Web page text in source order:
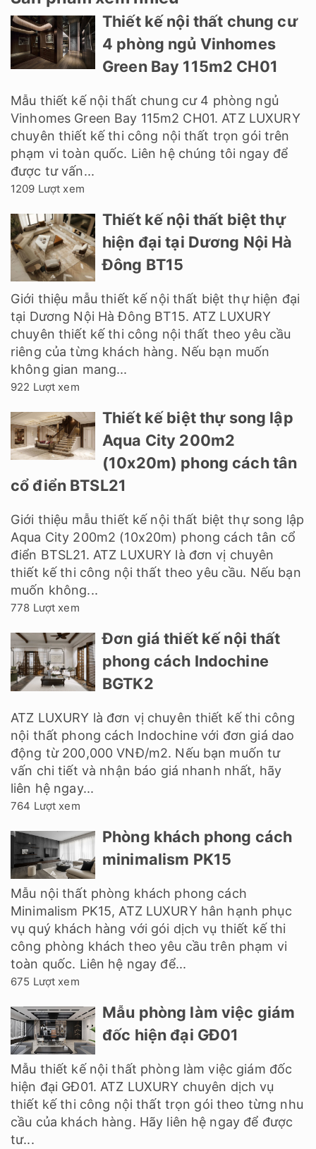
Thiết kế nội thất chung cư
4 phòng ngủ Vinhomes
Green Bay 115m2 CH01
Mẫu thiết kế nội thất chung cư 4 phòng ngủ
Vinhomes Green Bay 115m2 CH01. ATZ LUXURY
chuyên thiết kế thi công nội thất trọn gói trên
phạm vi toàn quốc. Liên hệ chúng tôi ngay để
được tư vấn...
1209 Lượt xem
Thiết kế nội thất biệt thự
hiện đại tại Dương Nội Hà
Đông BT15
Giới thiệu mẫu thiết kế nội thất biệt thự hiện đại
tại Dương Nội Hà Đông BT15. ATZ LUXURY
chuyên thiết kế thi công nội thất theo yêu cầu
riêng của từng khách hàng. Nếu bạn muốn
không gian mang...
922 Lượt xem
Thiết kế biệt thự song lập
Aqua City 200m2
(10x20m) phong cách tân
cổ điển BTSL21
Giới thiệu mẫu thiết kế nội thất biệt thự song lập
Aqua City 200m2 (10x20m) phong cách tân cổ
điển BTSL21. ATZ LUXURY là đơn vị chuyên
thiết kế thi công nội thất theo yêu cầu. Nếu bạn
muốn không...
778 Lượt xem
Đơn giá thiết kế nội thất
phong cách Indochine
BGTK2
ATZ LUXURY là đơn vị chuyên thiết kế thi công
nội thất phong cách Indochine với đơn giá dao
động từ 200,000 VNĐ/m2. Nếu bạn muốn tư
vấn chi tiết và nhận báo giá nhanh nhất, hãy
liên hệ ngay...
764 Lượt xem
Phòng khách phong cách
minimalism PK15
Mẫu nội thất phòng khách phong cách
Minimalism PK15, ATZ LUXURY hân hạnh phục
vụ quý khách hàng với gói dịch vụ thiết kế thi
công phòng khách theo yêu cầu trên phạm vi
toàn quốc. Liên hệ ngay để...
675 Lượt xem
Mẫu phòng làm việc giám
đốc hiện đại GĐ01
Mẫu thiết kế nội thất phòng làm việc giám đốc
hiện đại GĐ01. ATZ LUXURY chuyên dịch vụ
thiết kế thi công nội thất trọn gói theo từng nhu
cầu của khách hàng. Hãy liên hệ ngay để được
tư...